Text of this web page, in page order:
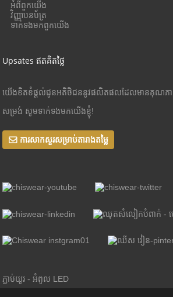
អំពី​ពួក​យើង
វិញ្ញាបនប័ត្រ
ទាក់ទង​មក​ពួក​យើង
Upsates ឥតគិតថ្លៃ
យើងខិតខំផ្តល់ជូនអតិថិជននូវផលិតផលដែលមានគុណភា
សម្រង់ សូមទាក់ទងមកយើងខ្ញុំ!
ការសាកសួរសម្រាប់តារាងតម្លៃ
ភ្ជាប់យូរ - អំពូល LED